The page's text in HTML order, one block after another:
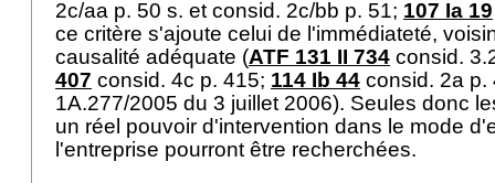
2c/aa p. 50 s. et consid. 2c/bb p. 51; 107 Ia 19
ce critère s'ajoute celui de l'immédiateté,
causalité adéquate (ATF 131 II 734 consid.
407 consid. 4c p. 415; 114 Ib 44 consid. 2a p.
1A.277/2005 du 3 juillet 2006). Seules donc
un réel pouvoir d'intervention dans le mode
l'entreprise pourront être recherchées.